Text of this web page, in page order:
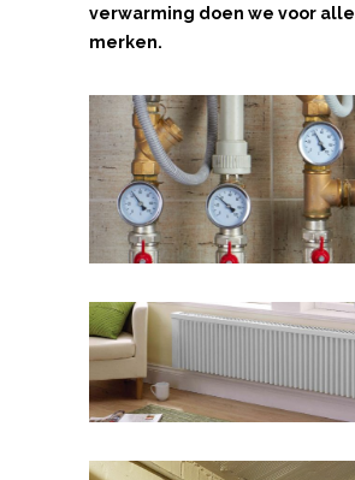
verwarming doen we voor
merken.